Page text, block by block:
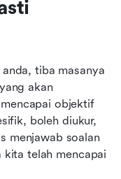
tiba masanya
akan
objektif
boleh diukur,
menjawab soalan
kita telah mencapai